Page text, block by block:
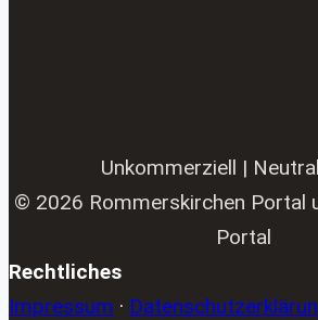
Unkommerziell |
© 2026 Rommerskirchen Portal
Portal
Rechtliches
Impressum ·